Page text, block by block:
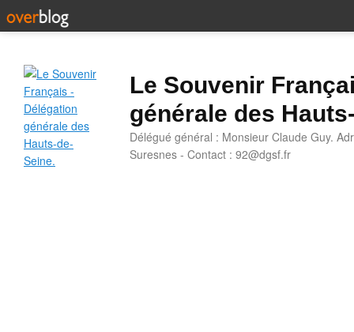
Le Souvenir
générale des
Délégué général : Monsieur Claude Guy.
Suresnes - Contact : 92@dgsf.fr